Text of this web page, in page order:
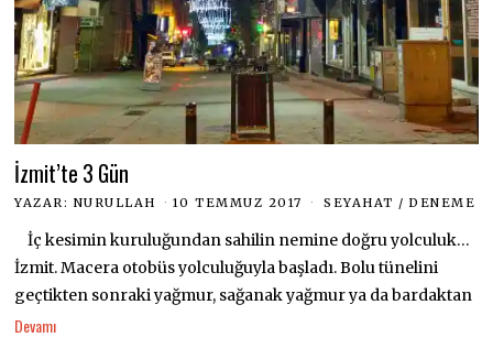
İzmit’te 3 Gün
YAZAR: NURULLAH 10 TEMMUZ 2017 SEYAHAT / DENEME
İç kesimin kuruluğundan sahilin nemine doğru yolculuk…
İzmit. Macera otobüs yolculuğuyla başladı. Bolu tünelini
geçtikten sonraki yağmur, sağanak yağmur ya da bardaktan
Devamı